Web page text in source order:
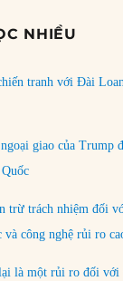
NHIỀU
tranh với Đài
giao của Trump
trừ trách nhiệm đối
và công nghệ rủi ro
là một rủi ro đối với